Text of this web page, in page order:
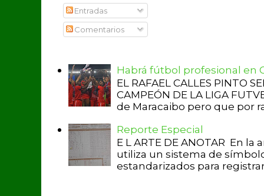
Entradas
Comentarios
Habrá fútbol profesional en
EL RAFAEL CALLES PINTO
CAMPEÓN DE LA LIGA
de Maracaibo pero que por
Reporte Especial
E L ARTE DE ANOTAR En
utiliza un sistema de
estandarizados para